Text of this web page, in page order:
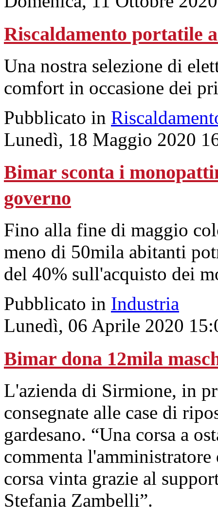
Riscaldamento portatile
Una nostra selezione di
comfort in occasione dei
Pubblicato in
Lunedì, 18 Maggio 2020
Bimar sconta i
governo
Fino alla fine di maggio
meno di 50mila abitanti
del 40% sull'acquisto dei
Pubblicato in Industria
Lunedì, 06 Aprile 2020
Bimar dona 12mila
L'azienda di Sirmione, in
consegnate alle case di
gardesano. “Una corsa a
commenta
corsa vinta grazie al
Stefania Zambelli”.